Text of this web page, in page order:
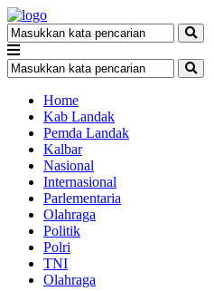
Home
Kab Landak
Pemda Landak
Kalbar
Nasional
Internasional
Parlementaria
Olahraga
Politik
Polri
TNI
Olahraga